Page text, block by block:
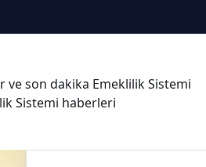
ve son dakika Emeklilik Sistemi
Sistemi haberleri